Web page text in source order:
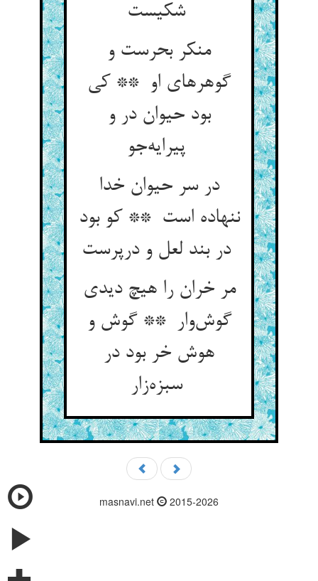
شکیست
منکر بحرست و
گوهرهای او ** کی
بود حیوان در و
در سر حیوان خدا
ننهاده است ** کو بود
در بند لعل و درپرست
مر خران را هیچ دیدی
گوش‌وار ** گوش و
هوش خر بود در
سبزه‌زار
masnavi.net 2015-2026